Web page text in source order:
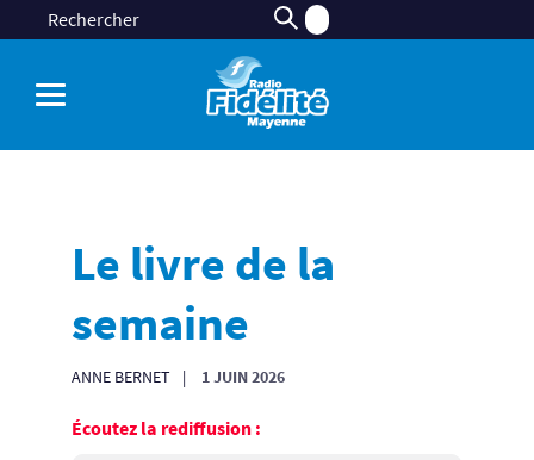
Le livre de la
semaine
ANNE BERNET 1 JUIN 2026
Écoutez la rediffusion :